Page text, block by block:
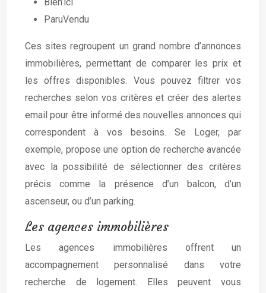
ParuVendu
Ces sites regroupent un grand nombre d’annonces
immobilières, permettant de comparer les prix et
les offres disponibles. Vous pouvez filtrer vos
recherches selon vos critères et créer des alertes
email pour être informé des nouvelles annonces qui
correspondent à vos besoins. Se Loger, par
exemple, propose une option de recherche avancée
avec la possibilité de sélectionner des critères
précis comme la présence d’un balcon, d’un
ascenseur, ou d’un parking.
Les agences immobilières
Les agences immobilières offrent un
accompagnement personnalisé dans votre
recherche de logement. Elles peuvent vous